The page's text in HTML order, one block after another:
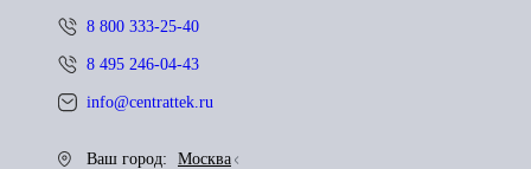
8 800 333-25-40
8 495 246-04-43
info@centrattek.ru
Ваш город:
Москва